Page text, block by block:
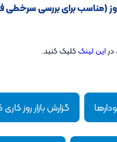
(مناسب برای بررسی سرخطی
این لینککلیک کنید.
گزارش بازار روز